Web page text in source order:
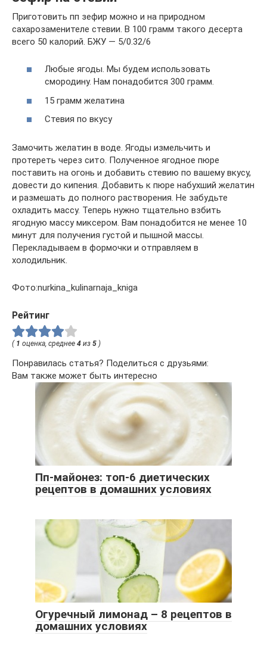
Приготовить пп зефир можно и на природном
сахарозаменителе стевии. В 100 грамм такого десерта
всего 50 калорий. БЖУ — 5/0.32/6
Любые ягоды. Мы будем использовать
смородину. Нам понадобится 300 грамм.
15 грамм желатина
Стевия по вкусу
Замочить желатин в воде. Ягоды измельчить и
протереть через сито. Полученное ягодное пюре
поставить на огонь и добавить стевию по вашему вкусу,
довести до кипения. Добавить к пюре набухший желатин
и размешать до полного растворения. Не забудьте
охладить массу. Теперь нужно тщательно взбить
ягодную массу миксером. Вам понадобится не менее 10
минут для получения густой и пышной массы.
Перекладываем в формочки и отправляем в
холодильник.
Фото:nurkina_kulinarnaja_kniga
Рейтинг
( 1 оценка, среднее 4 из 5 )
Понравилась статья? Поделиться с друзьями:
Вам также может быть интересно
Пп-майонез: топ-6 диетических
рецептов в домашних условиях
Огуречный лимонад – 8 рецептов в
домашних условиях